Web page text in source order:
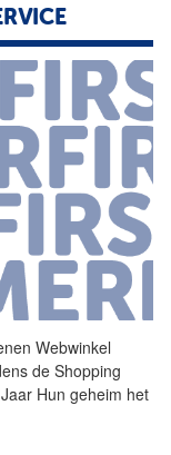
Webwinkel
de Shopping
Hun geheim het